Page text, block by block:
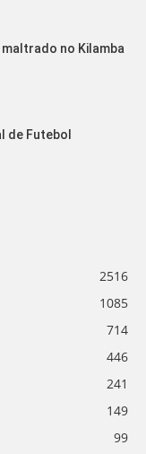
no Kilamba
de Futebol
2516
1085
714
446
241
149
99